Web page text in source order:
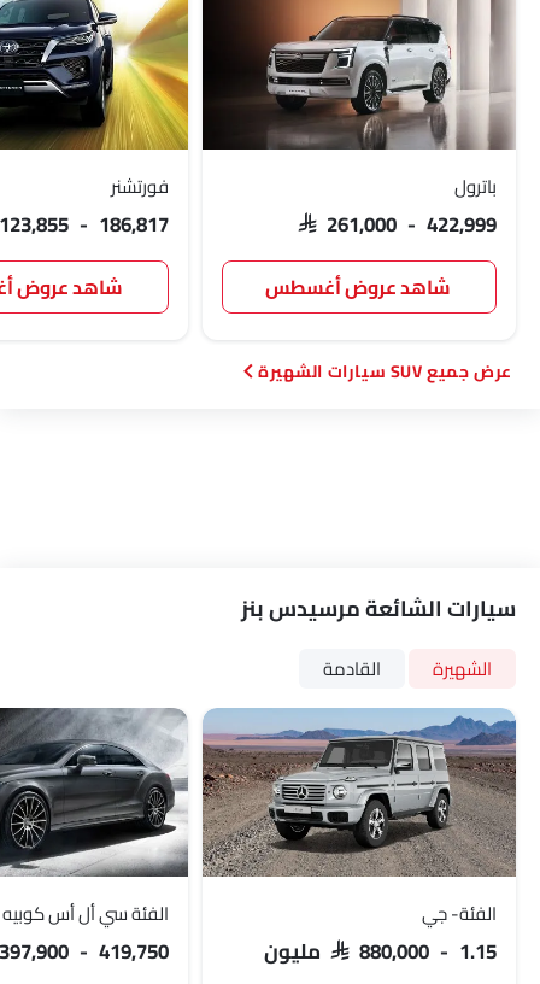
باترول
SAR 261,000 - 422,999
شاهد عروض أغسطس
فورتشنر
123,855 - 186,817
شاهد عروض
SUV سيارات الشهيرة
سيارات الشائعة مرسيدس بنز
الشهيرة القادمة
الفئة- جي
SAR 880,000 - 1.15 مليون
الفئة سي أل أس كوبيه
397,900 - 419,750